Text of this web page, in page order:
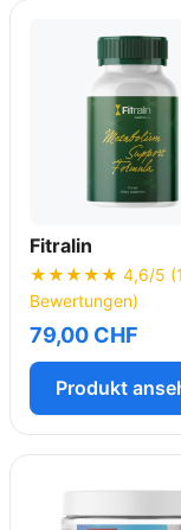
Fitralin
★★★★★ 4,6/5
Bewertungen)
79,00 CHF
Produkt